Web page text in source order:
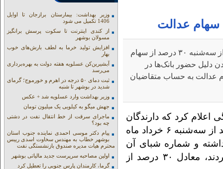
عدالت
نوای جنوب:باتوجه به اینکه مشمولان سهام عدالت می‌توانند از سه‌شنبه ۳۰ درصد از سهام
دلیل حضور بانک‌ها در
عدالت به حساب متقاضیان
اعلام کرد که دارندگان
سهام عدالت که قصد فروش آن‌ را دارند، می‌توانند از سه‌شنبه ۶ خرداد ماه
و شماره شبای آن
حساب را به سازمان خصوصی سازی معرفی کردند، معادل ۳۰ درصد از
وزیر بهداشت: بیمارستان برازجان تا اوایل
1406 تکمیل می شود
از کندی اینترنت تا سکوت پرسش برانگیز
مسولان بوشهر
افزایش تولید خرما به لطف بارش‌های خوب
بهار
آبشیرین‌کن عسلویه هفته دولت به بهره‌برداری
می‌رسد
ثبت دمای ۵۰ درجه در اهرم و خورموج؛ گرمای
شدید در بوشهر تا شنبه
وزیر بهداشت وارد عسلویه شد + عکس
جهش میگو به کیلویی یک میلیون تومان
ماجرای سرقت از خط انتقال نفت در دشتی
چه بود؟
پیام دکتر موسی احمدی نماینده جنوب استان
بوشهر خطاب به مهندس سخاوت اسدی رییس
محترم هیات مدیره صندوق بازنشستگی نفت
اولین مصاحبه سرپرست جدید مالیاتی بوشهر
گرما، کارمندان پارس جنوبی را تعطیل کرد